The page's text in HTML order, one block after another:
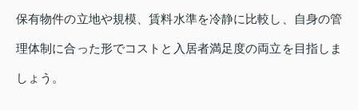
保有物件の立地や規模、賃料水準を冷静に比較し、自身の管
理体制に合った形でコストと入居者満足度の両立を目指しま
しょう。